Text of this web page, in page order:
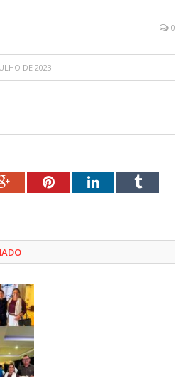
0
DE 2023
Google+PinterestLinkedInTumblr